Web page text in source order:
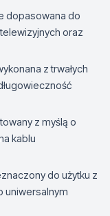
dopasowana do
oraz
z trwałych
z myślą o
kablu
do użytku z
uniwersalnym